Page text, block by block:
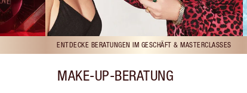
ENTDECKE BERATUNGEN IM GESCHÄFT & MASTERCLASSES
MAKE-UP-BERATUNG